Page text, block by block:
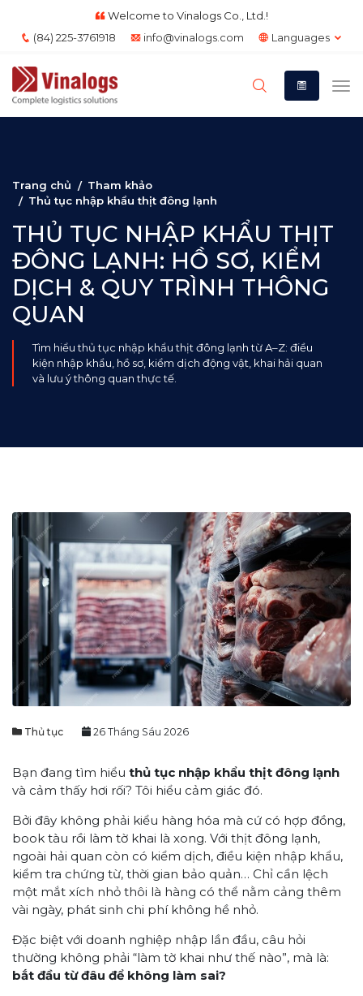
Welcome to Vinalogs Co., Ltd.!
(84) 225-3761918
info@vinalogs.com Languages
Trang chủ
Tham khảo
Thủ tục nhập khẩu thịt đông lạnh
THỦ TỤC NHẬP KHẨU THỊT
ĐÔNG LẠNH: HỒ SƠ, KIỂM
DỊCH & QUY TRÌNH THÔNG
QUAN
Tìm hiểu thủ tục nhập khẩu thịt đông lạnh từ A–Z: điều
kiện nhập khẩu, hồ sơ, kiểm dịch động vật, khai hải quan
và lưu ý thông quan thực tế.
Thủ tục 26 Tháng Sáu 2026
Bạn đang tìm hiểu thủ tục nhập khẩu thịt đông lạnh
và cảm thấy hơi rối? Tôi hiểu cảm giác đó.
Bởi đây không phải kiểu hàng hóa mà cứ có hợp đồng,
book tàu rồi làm tờ khai là xong. Với thịt đông lạnh,
ngoài hải quan còn có kiểm dịch, điều kiện nhập khẩu,
kiểm tra chứng từ, thời gian bảo quản… Chỉ cần lệch
một mắt xích nhỏ thôi là hàng có thể nằm cảng thêm
vài ngày, phát sinh chi phí không hề nhỏ.
Đặc biệt với doanh nghiệp nhập lần đầu, câu hỏi
thường không phải “làm tờ khai như thế nào”, mà là:
bắt đầu từ đâu để không làm sai?